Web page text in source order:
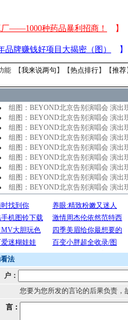
能 【我来说两句 】【热点排行】【推荐
组图：BEYOND北京告别演唱会 演出
组图：BEYOND北京告别演唱会 演出
组图：BEYOND北京告别演唱会 演出
组图：BEYOND北京告别演唱会 演出
组图：BEYOND北京告别演唱会 演出
组图：BEYOND北京告别演唱会 演出
组图：BEYOND北京告别演唱会 演出
组图：BEYOND北京告别演唱会 演出
组图：BEYOND北京告别演唱会 演出
法
：
您要为您所发的言论的后果负责，
：